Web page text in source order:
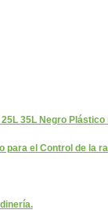
25L 35L Negro
el Control de la